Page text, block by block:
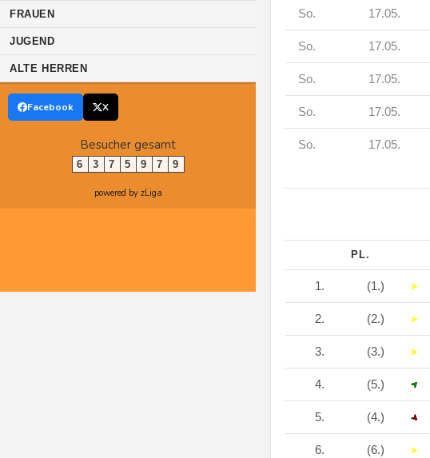
FRAUEN
JUGEND
ALTE HERREN
Facebook X
Besucher gesamt
6 3 7 5 9 7 9
powered by zLiga
So. 17.05.
So. 17.05.
So. 17.05.
So. 17.05.
So. 17.05.
PL.
1. (1.)
2. (2.)
3. (3.)
4. (5.)
5. (4.)
6. (6.)